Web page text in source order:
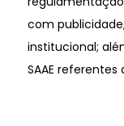
com
institucional;
SAAE